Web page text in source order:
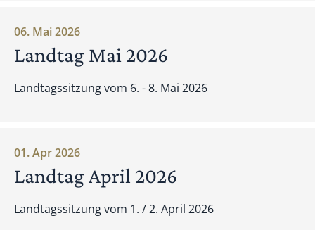
06. Mai 2026
Landtag Mai 2026
Landtagssitzung vom 6. - 8. Mai 2026
01. Apr 2026
Landtag April 2026
Landtagssitzung vom 1. / 2. April 2026